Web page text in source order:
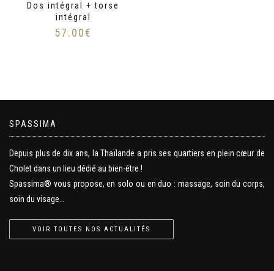
Dos intégral + torse
intégral
57.00€
SPASSIMA
Depuis plus de dix ans, la Thaïlande a pris ses quartiers en plein cœur de
Cholet dans un lieu dédié au bien-être !
Spassima® vous propose, en solo ou en duo : massage, soin du corps,
soin du visage…
VOIR TOUTES NOS ACTUALITÉS